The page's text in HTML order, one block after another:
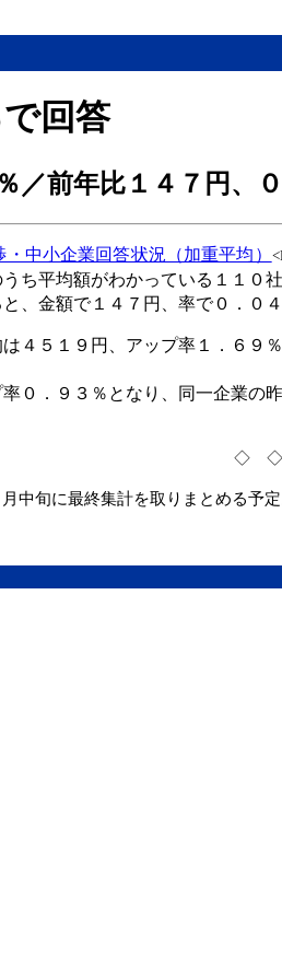
回答
／前年比１４７円、
中小企業回答状況（加重平均）
ち平均額がわかっている１１
、金額で１４７円、率で０．０
４５１９円、アップ率１．６９
０．９３％となり、同一企業
◇
中旬に最終集計を取りまとめる予定